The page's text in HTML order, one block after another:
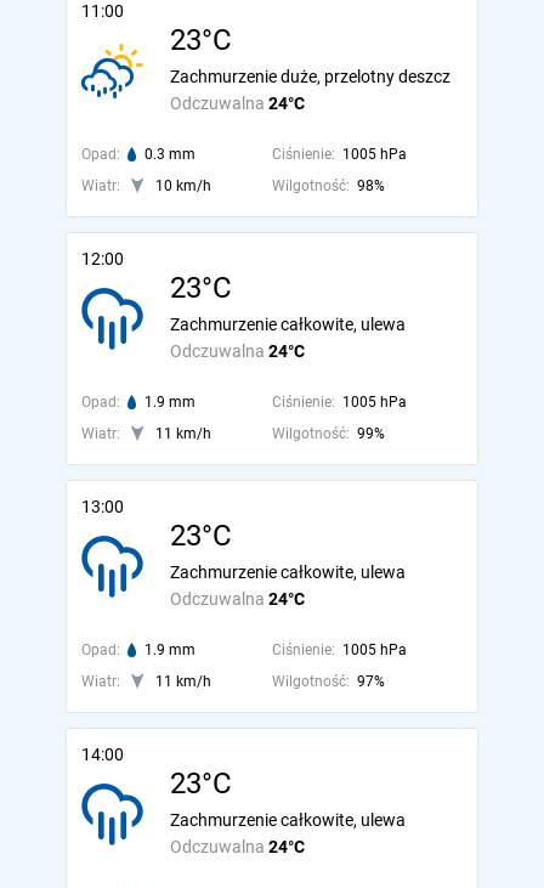
11:00
23°C
Odczuwalna 24°C
Zachmurzenie duże, przelotny deszcz
Opad: 0.3 mm Ciśnienie: 1005 hPa
Wiatr:
10 km/h Wilgotność: 98%
12:00
23°C
Odczuwalna 24°C
Zachmurzenie całkowite, ulewa
Opad: 1.9 mm Ciśnienie: 1005 hPa
Wiatr:
11 km/h Wilgotność: 99%
13:00
23°C
Odczuwalna 24°C
Zachmurzenie całkowite, ulewa
Opad: 1.9 mm Ciśnienie: 1005 hPa
Wiatr:
11 km/h Wilgotność: 97%
14:00
23°C
Odczuwalna 24°C
Zachmurzenie całkowite, ulewa